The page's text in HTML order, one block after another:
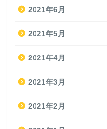
2021年6月
2021年5月
2021年4月
2021年3月
2021年2月